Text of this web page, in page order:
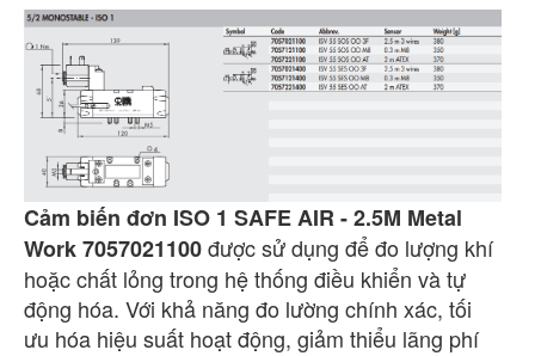
Cảm biến đơn ISO 1 SAFE AIR - 2.5M Metal
Work 7057021100được sử dụng để đo lượng khí
hoặc chất lỏng trong hệ thống điều khiển và tự
động hóa. Với khả năng đo lường chính xác, tối
ưu hóa hiệu suất hoạt động, giảm thiểu lãng phí